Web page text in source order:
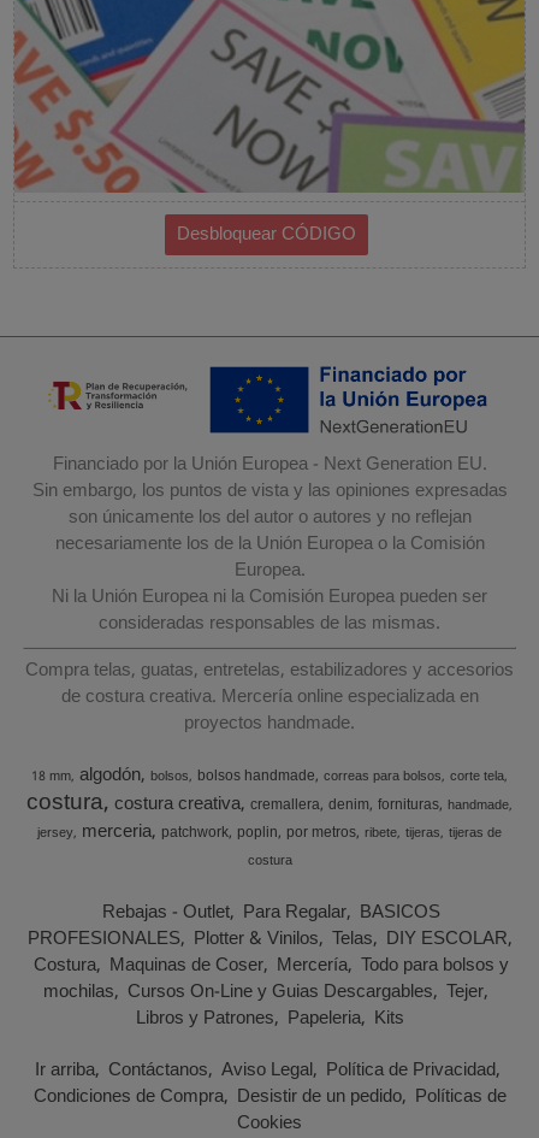
Financiado por la Unión Europea - Next Generation EU.
Sin embargo, los puntos de vista y las opiniones expresadas
son únicamente los del autor o autores y no reflejan
necesariamente los de la Unión Europea o la Comisión
Europea.
Ni la Unión Europea ni la Comisión Europea pueden ser
consideradas responsables de las mismas.
Compra telas, guatas, entretelas, estabilizadores y accesorios
de costura creativa. Mercería online especializada en
proyectos handmade.
18 mm algodón bolsos bolsos handmade correas para bolsos corte tela
costura costura creativa cremallera denim fornituras handmade
jersey merceria patchwork poplin por metros ribete tijeras tijeras de
costura
Rebajas - Outlet Para Regalar BASICOS
PROFESIONALES Plotter & Vinilos Telas DIY ESCOLAR
Costura Maquinas de Coser Mercería Todo para bolsos y
mochilas Cursos On-Line y Guias Descargables Tejer
Libros y Patrones Papeleria Kits
Ir arriba Contáctanos Aviso Legal Política de Privacidad
Condiciones de Compra Desistir de un pedido Políticas de
Cookies